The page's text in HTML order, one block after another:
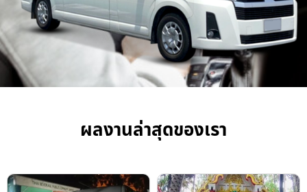
ผลงานล่าสุดของเรา